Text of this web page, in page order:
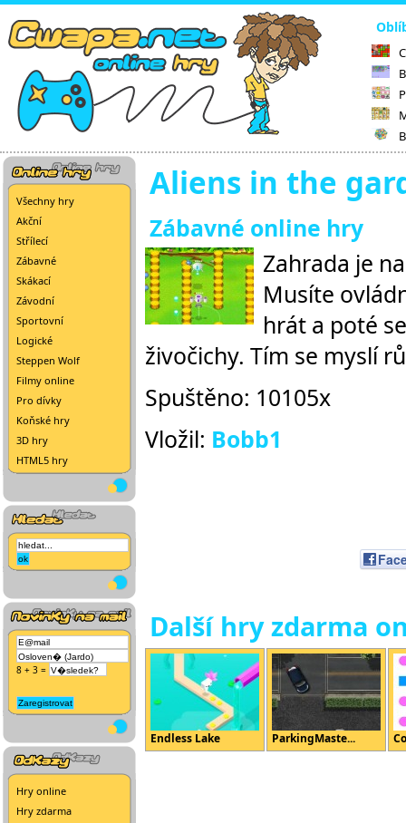
Všechny hry
Akční
Střílecí
Zábavné
Skákací
Závodní
Sportovní
Logické
Steppen Wolf
Filmy online
Pro dívky
Koňské hry
3D hry
HTML5 hry
8 + 3 =
Hry online
Hry zdarma
Aliens in the
Zábavné online hry
Zahrada je
Musíte
hrát a poté
živočichy. Tím se myslí
Spuštěno: 10105x
Vložil: Bobb1
Další hry zdarma
Endless Lake ParkingMaste...